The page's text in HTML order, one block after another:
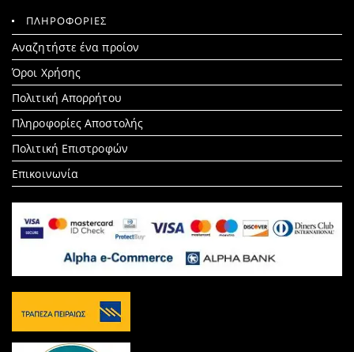
ΠΛΗΡΟΦΟΡΙΕΣ
Αναζητήστε ένα προίον
Search
for:
Όροι Χρήσης
Πολιτική Απορρήτου
Πληροφορίες Αποστολής
Πολιτική Επιστροφών
Επικοινωνία